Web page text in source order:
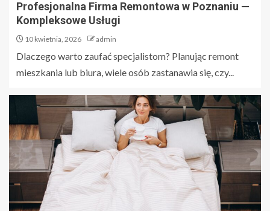
Profesjonalna Firma Remontowa w Poznaniu —
Kompleksowe Usługi
10 kwietnia, 2026 admin
Dlaczego warto zaufać specjalistom? Planując remont
mieszkania lub biura, wiele osób zastanawia się, czy...